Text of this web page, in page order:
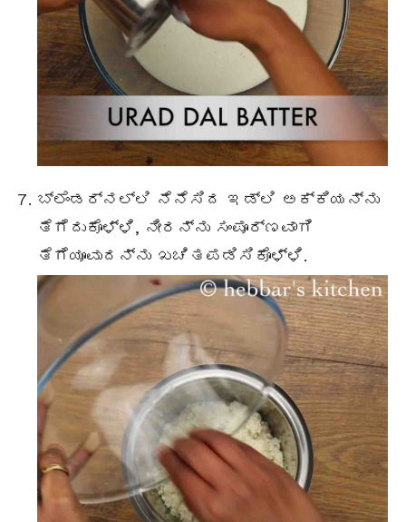
ಬ್ಲೆಂಡರ್ನಲ್ಲಿ ನೆನೆಸಿದ ಇಡ್ಲಿ ಅಕ್ಕಿಯನ್ನು
ತೆಗೆದುಕೊಳ್ಳಿ, ನೀರನ್ನು ಸಂಪೂರ್ಣವಾಗಿ
ತೆಗೆಯೂವುದನ್ನು ಖಚಿತಪಡಿಸಿಕೊಳ್ಳಿ.